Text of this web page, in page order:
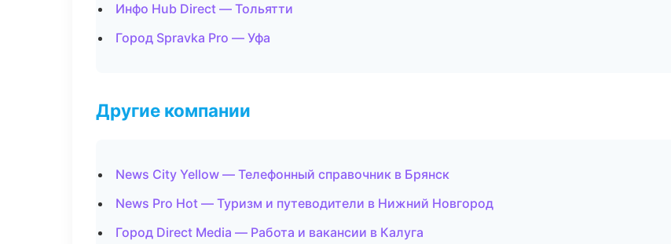
Инфо Hub Direct — Тольятти
Город Spravka Pro — Уфа
Другие компании
News City Yellow — Телефонный справочник в Брянск
News Pro Hot — Туризм и путеводители в Нижний Новгород
Город Direct Media — Работа и вакансии в Калуга